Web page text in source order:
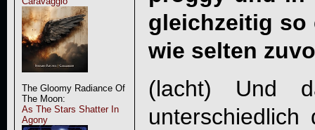
The Gloomy Radiance Of
The Moon:
As The Stars Shatter In
Agony
gleichzeitig so
wie selten
(lacht) Und
unterschiedlich